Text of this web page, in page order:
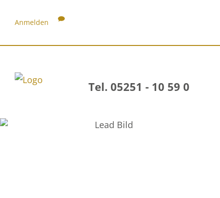
Anmelden
Tel. 05251 - 10 59 0